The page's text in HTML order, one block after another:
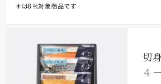
＊は8％対象商品です
切
４